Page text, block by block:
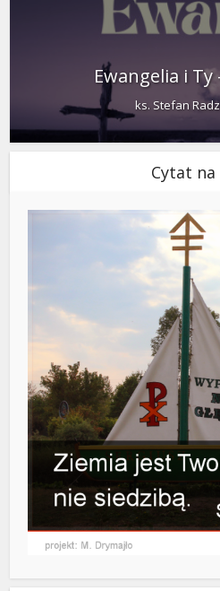
Ewangelia i Ty
ks. Stefan
Cytat na